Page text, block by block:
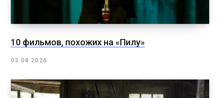
10 фильмов, похожих на «Пилу»
03.08.2026